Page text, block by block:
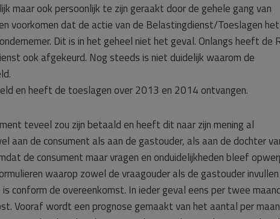
maar ook persoonlijk te zijn geraakt door de gehele gang van
voorkomen dat de actie van de Belastingdienst/Toeslagen het
Dit is in het geheel niet het geval. Onlangs heeft de
ook afgekeurd. Nog steeds is niet duidelijk waarom de
en heeft de toeslagen over 2013 en 2014 ontvangen.
teveel zou zijn betaald en heeft dit naar zijn mening al
aan de consument als aan de gastouder, als aan de dochter
de consument maar vragen en onduidelijkheden bleef
waarop zowel de vraagouder als de gastouder invullen
conform de overeenkomst. In ieder geval eens per twee
Vooraf wordt een prognose gemaakt van het aantal per